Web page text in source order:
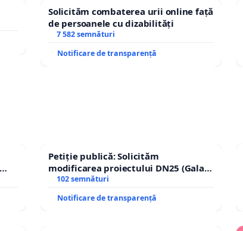
Solicităm combaterea urii online față
de persoanele cu dizabilități
7 582 semnături
Notificare de transparență
Petiție publică: Solicităm
modificarea proiectului DN25 (Galați
– Hanu Conachi) prin devierea
102 semnături
Notificare de transparență